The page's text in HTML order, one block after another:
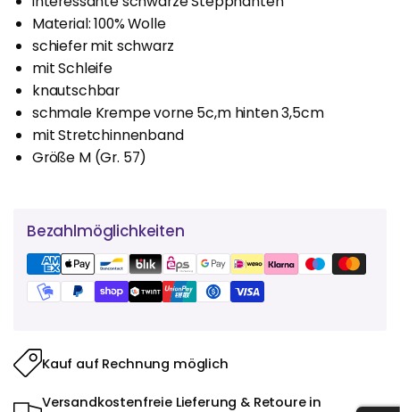
Material: 100% Wolle
schiefer mit schwarz
mit Schleife
knautschbar
schmale Krempe vorne 5c,m hinten 3,5cm
mit Stretchinnenband
Größe M (Gr. 57)
Bezahlmöglichkeiten
Kauf auf Rechnung möglich
Versandkostenfreie Lieferung & Retoure in